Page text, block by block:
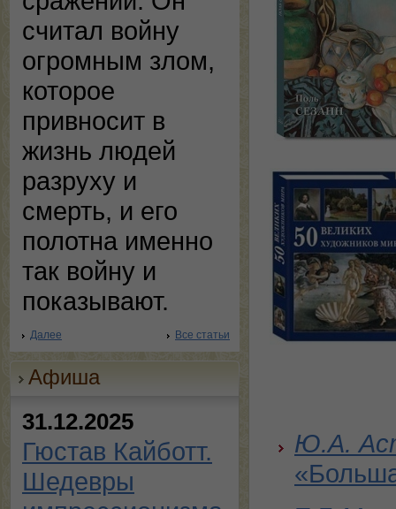
считал войну
огромным злом,
которое
привносит в
жизнь людей
разруху и
смерть, и его
полотна именно
так войну и
показывают.
Далее Все статьи
Афиша
31.12.2025
Гюстав Кайботт.
Шедевры
Ю.А.